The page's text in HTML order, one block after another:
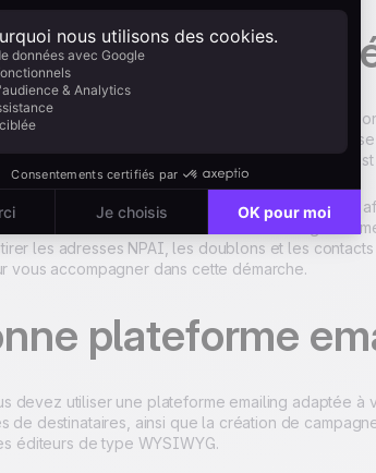
données de
repose sur une base de contacts qualifiée, une
doivent avoir accepté de vous donner leur
obligatoire en B2C). Un lien de désabonnement
il est possible de personnaliser ses envois
ultra-ciblée. Il est conseillé d'entretenir
les adresses NPAI, les doublons et les
vous accompagner dans cette démarche.
plateforme
devez utiliser une plateforme emailing adaptée
de destinataires, ainsi que la création de
éditeurs de type WYSIWYG.